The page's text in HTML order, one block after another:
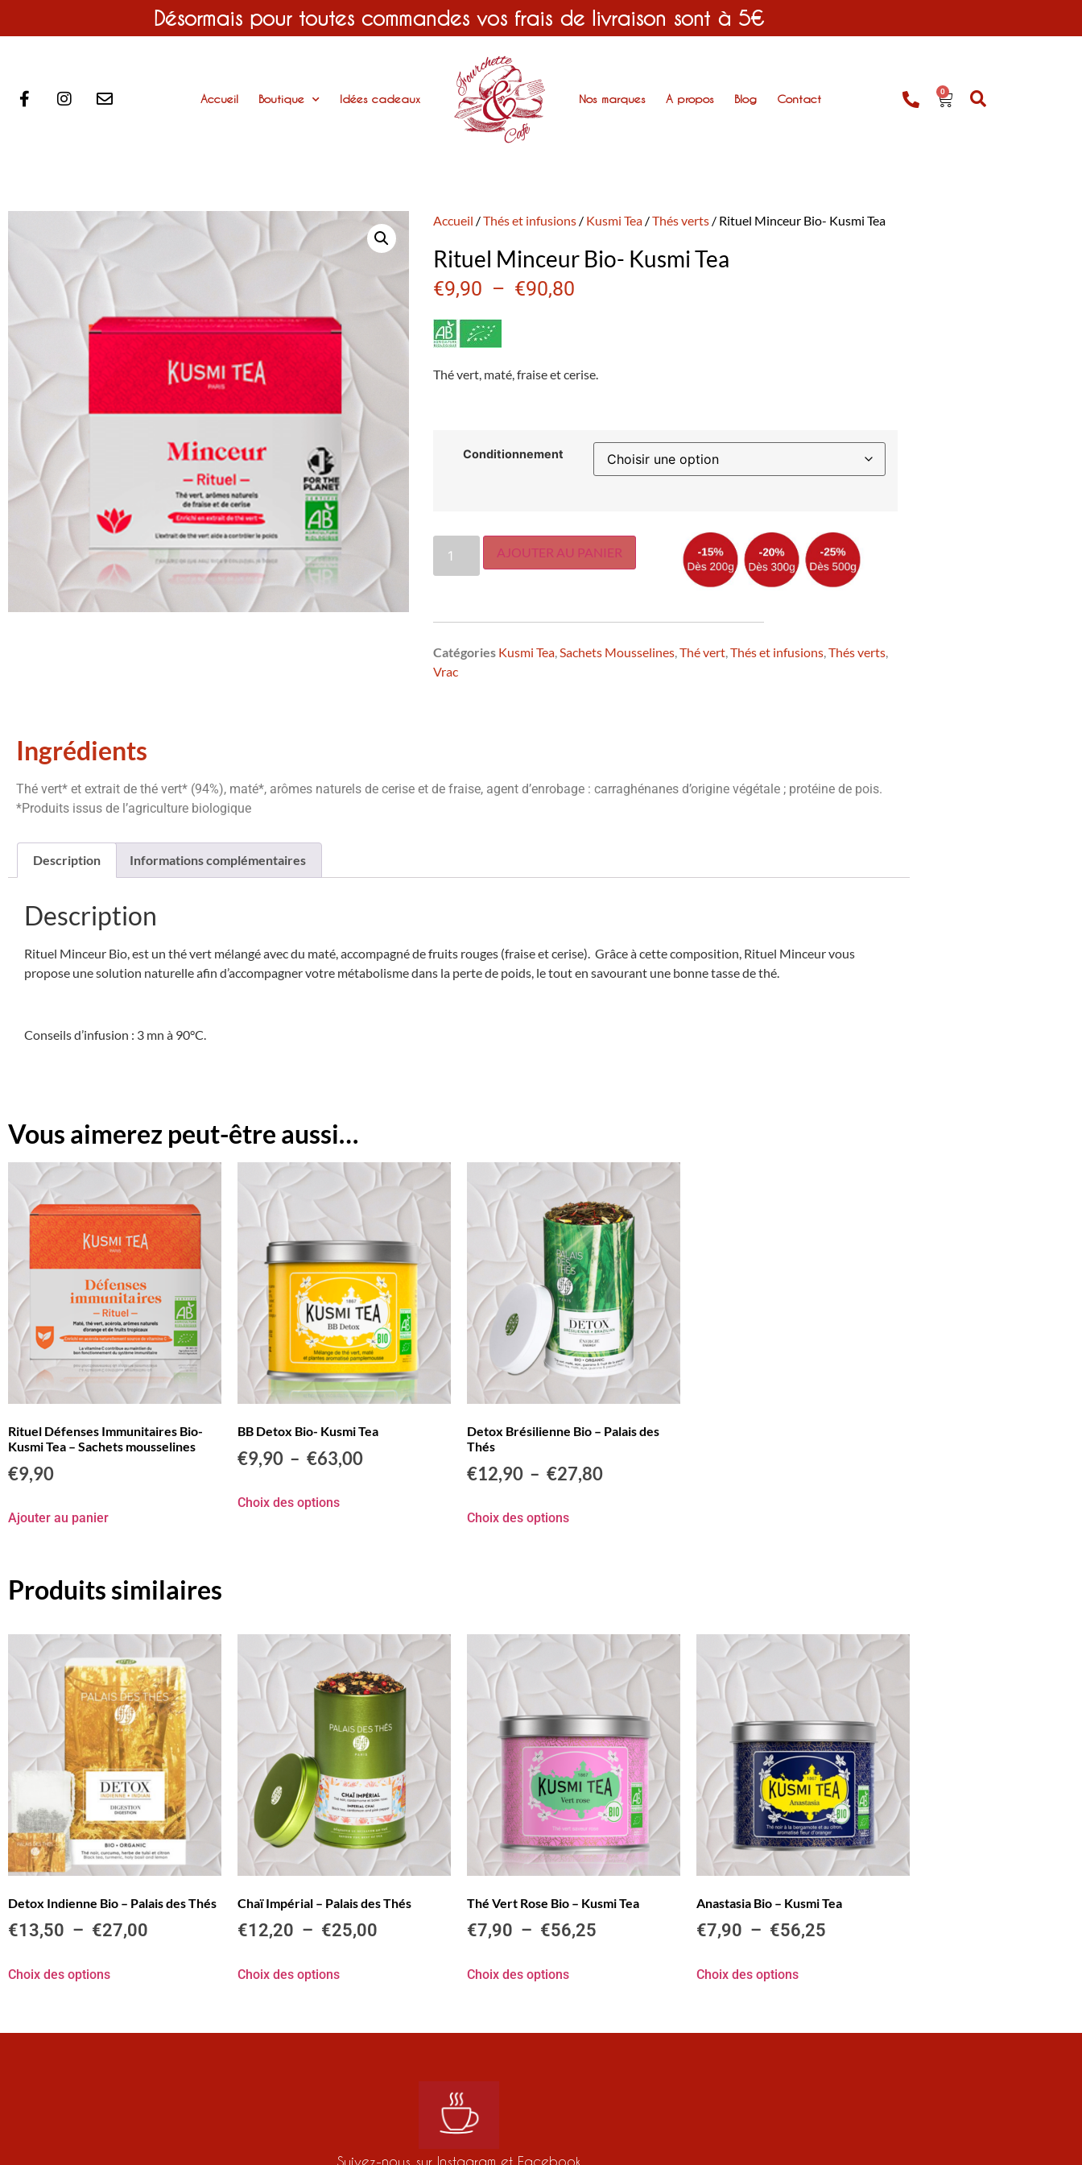
Désormais pour toutes commandes vos frais de livraison sont à 5€
Accueil Boutique Idées cadeaux Nos marques A propos Blog Contact
0
Accueil /Thés et infusions / Kusmi Tea /Thés verts / Rituel Minceur Bio- Kusmi Tea
Rituel Minceur Bio- Kusmi Tea
€9,90 – €90,80
Thé vert, maté, fraise et cerise.
Conditionnement
AJOUTER AU PANIER
Catégories Kusmi Tea,Sachets Mousselines,Thé vert,Thés et infusions,Thés verts,
Vrac
Ingrédients
Thé vert* et extrait de thé vert* (94%), maté*, arômes naturels de cerise et de fraise, agent d’enrobage : carraghénanes d’origine végétale ; protéine de pois.
*Produits issus de l’agriculture biologique
Description Informations complémentaires
Description
Rituel Minceur Bio, est un thé vert mélangé avec du maté, accompagné de fruits rouges (fraise et cerise). Grâce à cette composition, Rituel Minceur vous
propose une solution naturelle afin d’accompagner votre métabolisme dans la perte de poids, le tout en savourant une bonne tasse de thé.
Conseils d’infusion : 3 mn à 90°C.
Vous aimerez peut-être aussi…
Rituel Défenses Immunitaires Bio-
Kusmi Tea – Sachets mousselines
€9,90
Ajouter au panier
BB Detox Bio- Kusmi Tea
€9,90 – €63,00
Choix des options
Detox Brésilienne Bio – Palais des
Thés
€12,90 – €27,80
Choix des options
Produits similaires
Detox Indienne Bio – Palais des Thés
€13,50 – €27,00
Choix des options
Chaï Impérial – Palais des Thés
€12,20 – €25,00
Choix des options
Thé Vert Rose Bio – Kusmi Tea
€7,90 – €56,25
Choix des options
Anastasia Bio – Kusmi Tea
€7,90 – €56,25
Choix des options
Suivez-nous sur Instagram et Facebook